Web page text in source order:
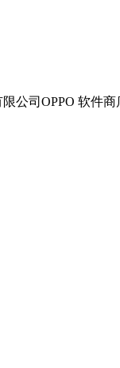
公司OPPO 软件